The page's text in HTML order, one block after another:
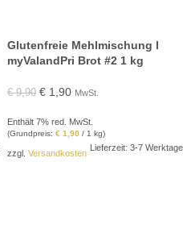
Glutenfreie Mehlmischung l
myValandPri Brot #2 1 kg
€9,90 € 1,90 MwSt.
Enthält 7% red. MwSt.
(Grundpreis: € 1,90 / 1 kg)
zzgl. Versandkosten
Lieferzeit: 3-7 Werktage